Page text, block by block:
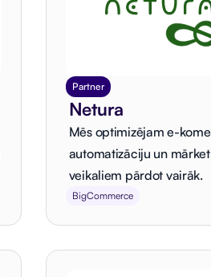
Partner
Netura
Mēs optimizējam e-
automatizāciju un
veikaliem pārdot vairāk.
BigCommerce